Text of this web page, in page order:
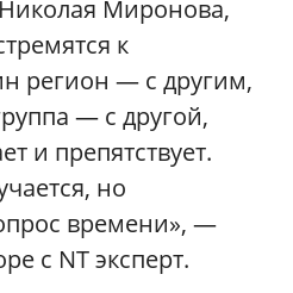
Миронова,
к
регион — с другим,
— с другой,
и препятствует.
но
времени», —
с NT эксперт.